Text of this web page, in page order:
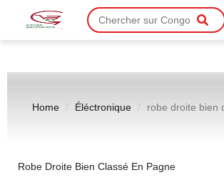
Home Éléctronique robe droite bien
Robe Droite Bien Classé En Pagne